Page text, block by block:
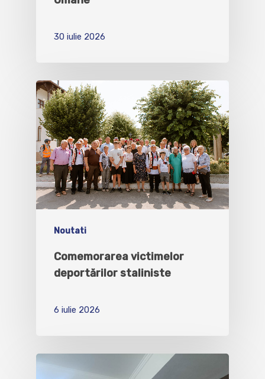
30 iulie 2026
Noutati
Comemorarea victimelor
deportărilor staliniste
6 iulie 2026